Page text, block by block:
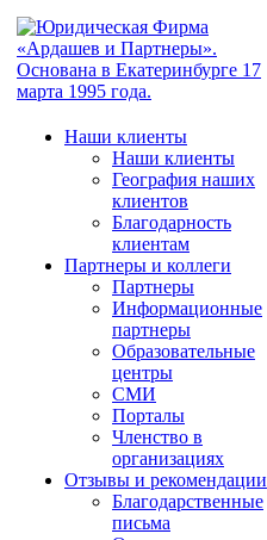
Наши клиенты
Наши клиенты
География наших
клиентов
Благодарность
клиентам
Партнеры и коллеги
Партнеры
Информационные
партнеры
Образовательные
центры
СМИ
Порталы
Членство в
организациях
Отзывы и рекомендации
Благодарственные
письма